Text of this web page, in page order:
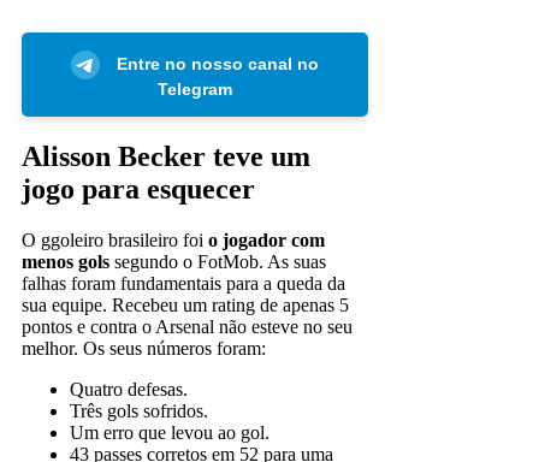
Entre no nosso canal no
Telegram
Alisson Becker teve um
jogo para esquecer
O ggoleiro brasileiro foi o jogador com
menos gols segundo o FotMob. As suas
falhas foram fundamentais para a queda da
sua equipe. Recebeu um rating de apenas 5
pontos e contra o Arsenal não esteve no seu
melhor. Os seus números foram:
Quatro defesas.
Três gols sofridos.
Um erro que levou ao gol.
43 passes corretos em 52 para uma